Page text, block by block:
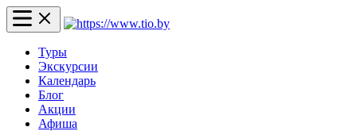
Туры
Экскурсии
Календарь
Блог
Акции
Афиша